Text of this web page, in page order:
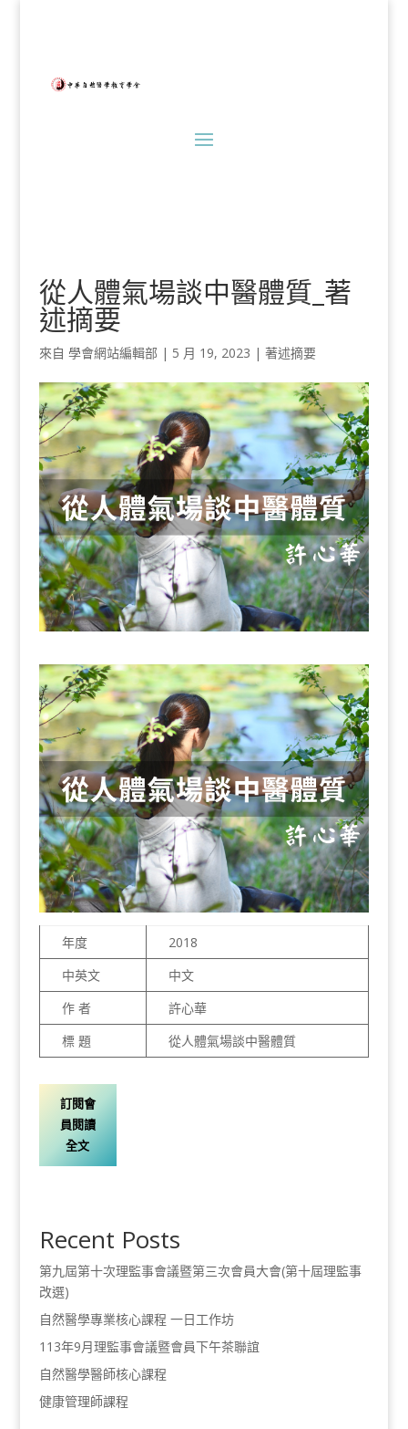
從人體氣場談中醫體質_著
述摘要
來自 學會網站編輯部 | 5 月 19, 2023 | 著述摘要
年度
2018
中英文
中文
作 者
許心華
標 題
從人體氣場談中醫體質
訂閱會
員閱讀
全文
Recent Posts
第九屆第十次理監事會議暨第三次會員大會(第十屆理監事
改選)
自然醫學專業核心課程 一日工作坊
113年9月理監事會議暨會員下午茶聯誼
自然醫學醫師核心課程
健康管理師課程